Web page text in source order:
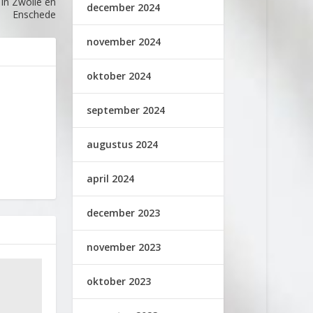
Enschede
december 2024
november 2024
oktober 2024
september 2024
augustus 2024
april 2024
december 2023
november 2023
oktober 2023